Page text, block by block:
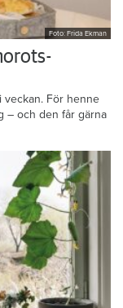
Foto: Frida Ekman
veckan. För henne
– och den får gärna